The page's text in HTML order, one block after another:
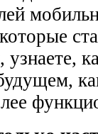
узнаете,